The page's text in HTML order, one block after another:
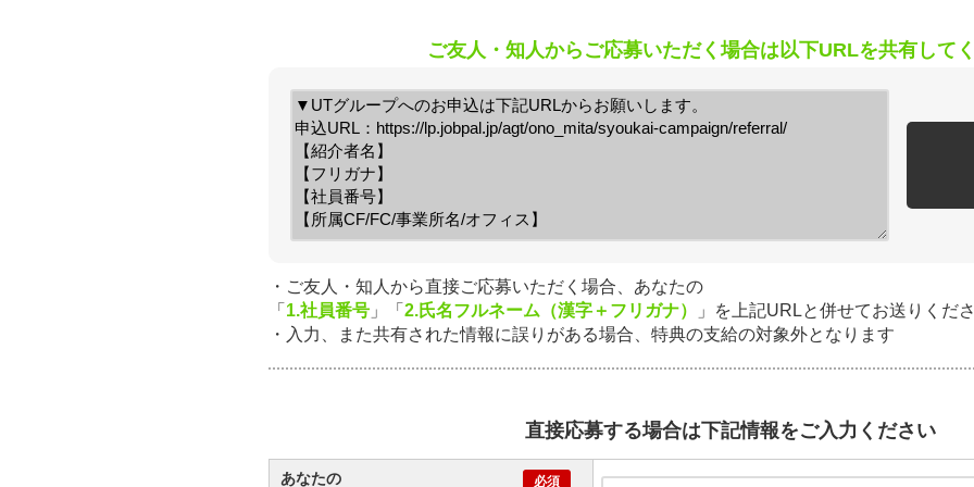
ご友人・知人からご応募いただく場合は以下URLを共有して
・ご友人・知人から直接ご応募いただく場合、あなたの
「1.社員番号 」 「2.氏名フルネーム（漢字＋フリガナ） 」を 上記URLと併せてお送りくだ
・入力、また共有された情報に誤りがある場合、 特典の支給の対象外となります
直接応募する場合は下記情報をご入力ください
あなたの